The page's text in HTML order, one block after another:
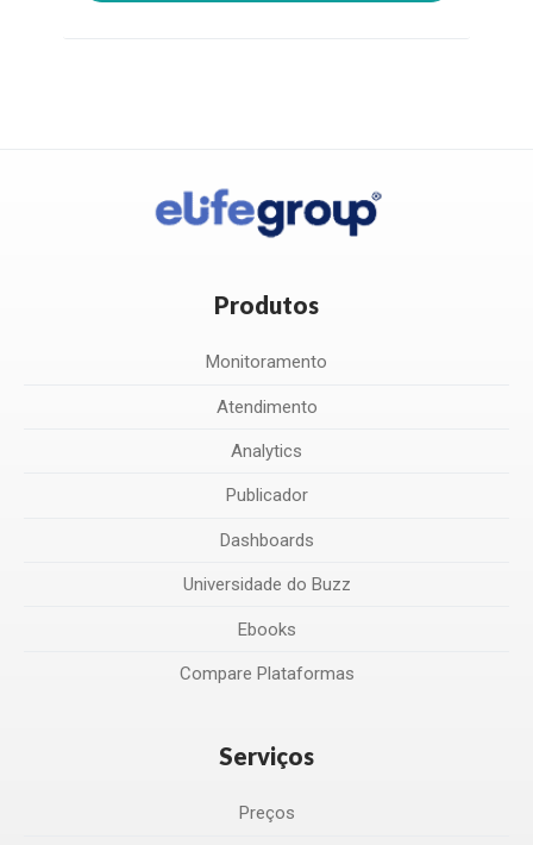
Produtos
Monitoramento
Atendimento
Analytics
Publicador
Dashboards
Universidade do Buzz
Ebooks
Compare Plataformas
Serviços
Preços